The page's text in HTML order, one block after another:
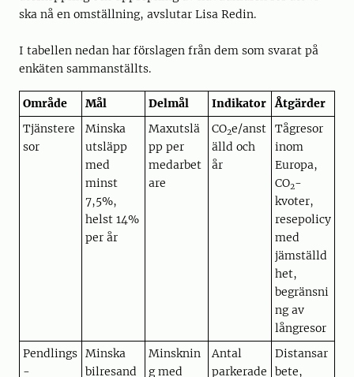
ska nå en omställning, avslutar Lisa Redin.
I tabellen nedan har förslagen från dem som svarat på
enkäten sammanställts.
Område Mål Delmål Indikator
Åtgärder
Tjänstere
sor
Minska
utsläpp
med
minst
7,5%,
helst 14%
per år
Maxutslä
pp per
medarbet
are
CO2e/anst
älld och
år
Tågresor
inom
Europa,
CO2-
kvoter,
resepolicy
med
jämställd
het,
begränsni
ng av
långresor
Pendlings
-
Minska
bilresand
Minsknin
g med
Antal
parkerade
Distansar
bete,